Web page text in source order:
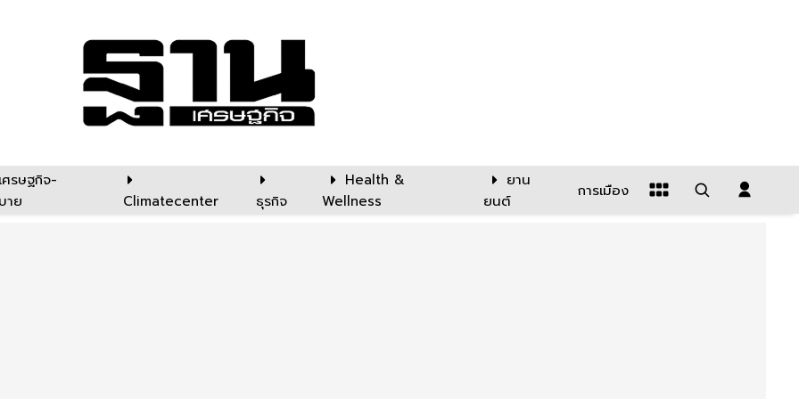
ศรษฐกิจ-
าย
Climatecenter ธุรกิจ
Health &
Wellness
ยาน
ยนต์
การเมือง